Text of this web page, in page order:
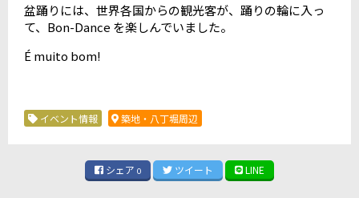
盆踊りには、世界各国からの観光客が、踊りの輪に入っ
て、Bon-Dance を楽しんでいました。
É muito bom!
イベント情報 築地・八丁堀周辺
シェア 0 ツイート LINE